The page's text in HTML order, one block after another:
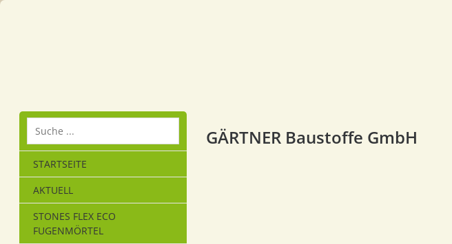
STARTSEITE
AKTUELL
STONES FLEX ECO
FUGENMÖRTEL
GÄRTNER Baustoffe GmbH